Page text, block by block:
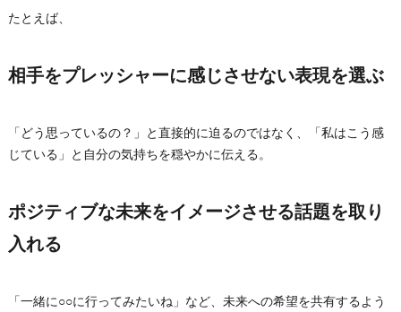
たとえば、
相手をプレッシャーに感じさせない表現を選ぶ
「どう思っているの？」と直接的に迫るのではなく、「私はこう感
じている」と自分の気持ちを穏やかに伝える。
ポジティブな未来をイメージさせる話題を取り
入れる
「一緒に○○に行ってみたいね」など、未来への希望を共有するよう